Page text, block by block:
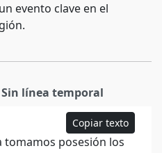
evento clave en el
Sin línea temporal
Copiar texto
tomamos posesión los